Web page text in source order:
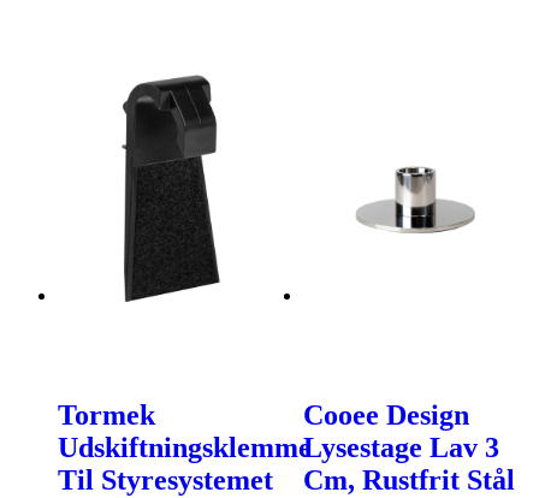
Tormek
Udskiftningsklemme
Til Styresystemet
Cooee Design
Lysestage Lav 3
Cm, Rustfrit Stål